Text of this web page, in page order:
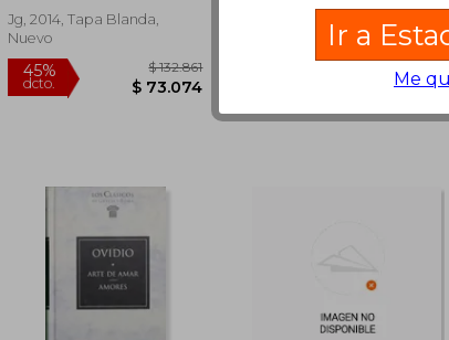
Jg, 2014, Tapa Blanda,
Nuevo
Ir a
Me